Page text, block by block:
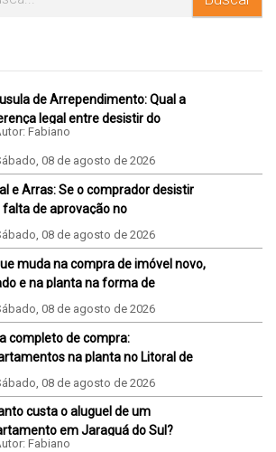
de Arrependimento: Qual a
legal entre desistir do
antes e depois da assinatura
de compra e venda do
Fabiano
08 de agosto de 2026
e Arras: Se o comprador desistir
falta de aprovação no
ele perde o sinal dados
08 de agosto de 2026
muda na compra de imóvel novo,
e na planta na forma de
08 de agosto de 2026
completo de compra:
na planta no Litoral de
08 de agosto de 2026
custa o aluguel de um
em Jaraguá do Sul?
Fabiano